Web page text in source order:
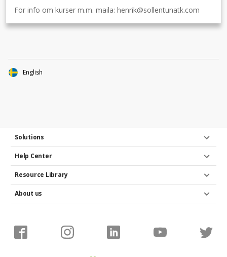
För info om kurser m.m. maila: henrik@sollentunatk.com
Solutions
Help Center
Resource Library
About us
English